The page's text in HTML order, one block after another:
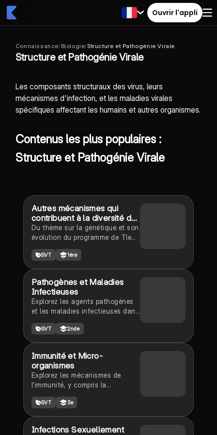
Ouvrir l'appli
Connaissance/Biologie/Structure et Pathogénie Virale
Structure et Pathogénie Virale
Les composants structuraux des virus, leurs
mécanismes d'infection, et les maladies virales
spécifiques affectant les humains et autres organismes.
Contenus les plus populaires :
Structure et Pathogénie Virale
Autres mécanismes qui
contribuent à la diversité du
vivant
Du thème sur la génétique et son
évolution du programme de Tle
SVT 1ère
Pathogènes et Maladies
Infectieuses
Explorez les agents pathogènes
et les maladies infectieuses dans
de seconde. Apprenez les types
de transmission, les exemples de
prévention. Idéal pour réviser les
concepts clés en SVT.
SVT 2nde
Immunité et Micro-
organismes
Explorez les mécanismes de
l'immunité, y compris la
d'anticorps et le rôle des
lymphocytes dans la défense de
organismes pathogènes. Ce
SVT 3e
Infections Sexuellement